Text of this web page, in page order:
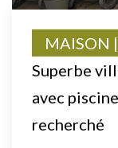
Superbe
avec
recherché
MAISON